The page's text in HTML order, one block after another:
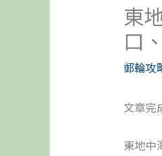
東
口
郵輪攻
文章完
東地中